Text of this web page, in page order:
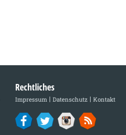
Rechtliches
Impressum Datenschutz Kontakt